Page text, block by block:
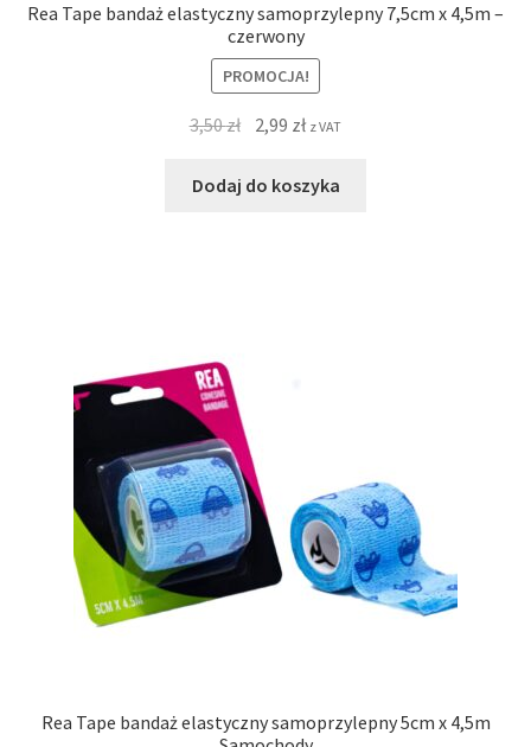
Rea Tape bandaż elastyczny samoprzylepny 7,5cm x 4,5m –
czerwony
PROMOCJA!
3,50zł 2,99 zł z VAT
Dodaj do koszyka
Rea Tape bandaż elastyczny samoprzylepny 5cm x 4,5m